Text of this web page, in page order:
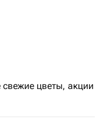
цветы, акции